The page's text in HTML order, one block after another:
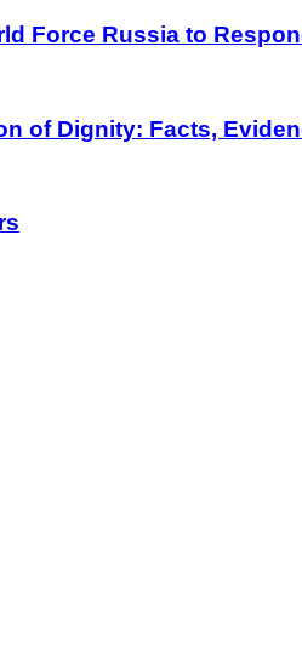
Force Russia to
of Dignity: Facts,